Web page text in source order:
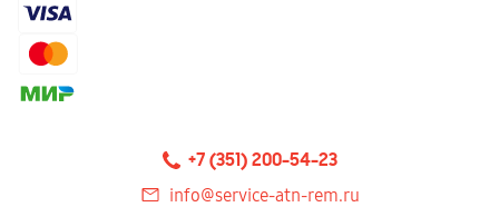
+7 (351) 200-54-23
info@service-atn-rem.ru